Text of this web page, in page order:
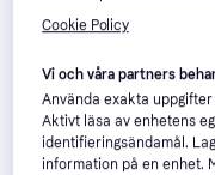
Cookie Policy
Vi och våra partners
Använda exakta
Aktivt läsa av enhetens
identifieringsändamål.
information på en enhet.